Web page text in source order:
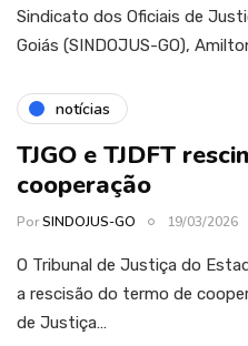
Sindicato dos Oficiais de
Goiás (SINDOJUS-GO),
notícias
TJGO e TJDFT
cooperação
PorSINDOJUS-GO 19/03/2026
O Tribunal de Justiça do
a rescisão do termo de
de Justiça…